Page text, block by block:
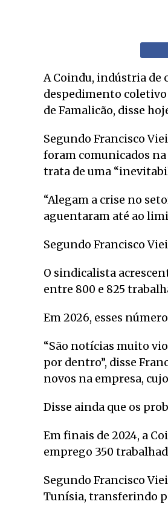
A Coindu, indústria de
despedimento coletivo
de Famalicão, disse
Segundo Francisco
foram comunicados
trata de uma
“Alegam a crise no
aguentaram até ao
Segundo Francisco
O sindicalista
entre 800 e 825
Em 2026, esses
“São notícias muito
por dentro”, disse
novos na empresa,
Disse ainda que os
Em finais de 2024, a
emprego 350
Segundo Francisco
Tunísia, transferindo